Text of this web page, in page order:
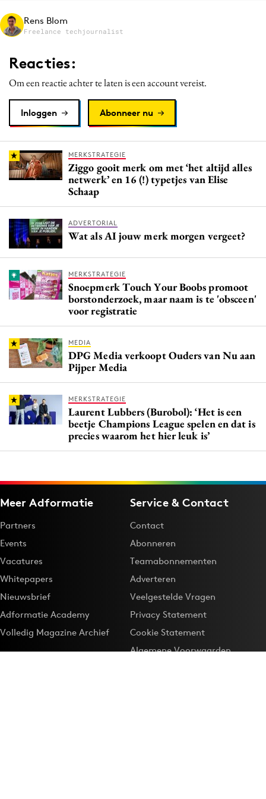
Media
Merkstrategie
Programmatic
Purpose Marketing
Reputatie & crisis
Rens Blom
Freelance techjournalist
Reacties:
Om een reactie achter te laten is een account vereist.
Inloggen Abonneer nu
MERKSTRATEGIE
Ziggo gooit merk om met ‘het altijd alles
netwerk’ en 16 (!) typetjes van Elise
Schaap
ADVERTORIAL
Wat als AI jouw merk morgen vergeet?
MERKSTRATEGIE
Snoepmerk Touch Your Boobs promoot
borstonderzoek, maar naam is te 'obsceen'
voor registratie
MEDIA
DPG Media verkoopt Ouders van Nu aan
Pijper Media
MERKSTRATEGIE
Laurent Lubbers (Burobol): ‘Het is een
beetje Champions League spelen en dat is
precies waarom het hier leuk is’
Meer Adformatie
Partners
Events
Vacatures
Whitepapers
Nieuwsbrief
Adformatie Academy
Volledig Magazine Archief
Service & Contact
Contact
Abonneren
Teamabonnementen
Adverteren
Veelgestelde Vragen
Privacy Statement
Cookie Statement
Algemene Voorwaarden